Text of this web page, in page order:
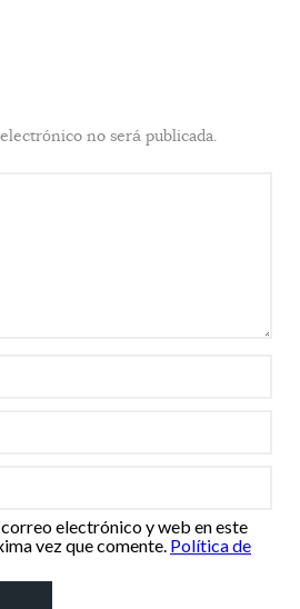
no será publicada.
electrónico y web en este
vez que comente. Política de